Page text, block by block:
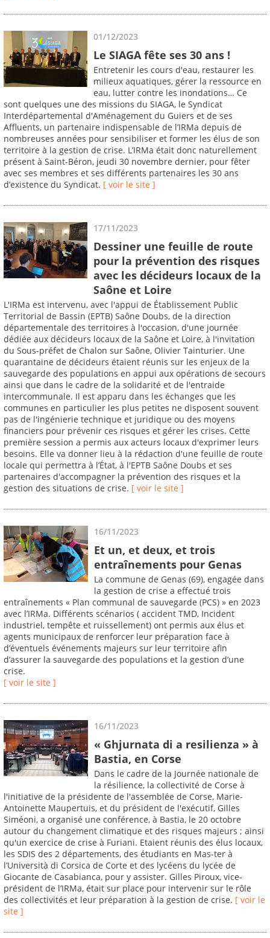
01/12/2023
Le SIAGA fête ses 30 ans !
Entretenir les cours d'eau, restaurer les
milieux aquatiques, gérer la ressource en
eau, lutter contre les inondations… Ce
sont quelques une des missions du SIAGA, le Syndicat
Interdépartemental d'Aménagement du Guiers et de ses
Affluents, un partenaire indispensable de l’IRMa depuis de
nombreuses années pour sensibiliser et former les élus de son
territoire à la gestion de crise. L’IRMa était donc naturellement
présent à Saint-Béron, jeudi 30 novembre dernier, pour fêter
avec ses membres et ses différents partenaires les 30 ans
d’existence du Syndicat. [ voir le site ]
17/11/2023
Dessiner une feuille de route
pour la prévention des risques
avec les décideurs locaux de la
Saône et Loire
L'IRMa est intervenu, avec l'appui de Établissement Public
Territorial de Bassin (EPTB) Saône Doubs, de la direction
départementale des territoires à l'occasion, d'une journée
dédiée aux décideurs locaux de la Saône et Loire, à l'invitation
du Sous-préfet de Chalon sur Saône, Olivier Tainturier. Une
quarantaine de décideurs étaient réunis sur les enjeux de la
sauvegarde des populations en appui aux opérations de secours
ainsi que dans le cadre de la solidarité et de l'entraide
intercommunale. Il est apparu dans les échanges que les
communes en particulier les plus petites ne disposent souvent
pas de l'ingénierie technique et juridique ou des moyens
financiers pour prévenir ces risques et gérer les crises. Cette
première session a permis aux acteurs locaux d'exprimer leurs
besoins. Elle va donner lieu à la rédaction d'une feuille de route
locale qui permettra à l’État, à l'EPTB Saône Doubs et ses
partenaires d'accompagner la prévention des risques et la
gestion des situations de crise. [ voir le site ]
16/11/2023
Et un, et deux, et trois
entraînements pour Genas
La commune de Genas (69), engagée dans
la gestion de crise a effectué trois
entraînements « Plan communal de sauvegarde (PCS) » en 2023
avec l’IRMa. Différents scénarios ( accident TMD, Incident
industriel, tempête et ruissellement) ont permis aux élus et
agents municipaux de renforcer leur préparation face à
d’éventuels événements majeurs sur leur territoire afin
d’assurer la sauvegarde des populations et la gestion d’une
crise.
[ voir le site ]
16/11/2023
« Ghjurnata di a resilienza » à
Bastia, en Corse
Dans le cadre de la Journée nationale de
la résilience, la collectivité de Corse à
l'initiative de la présidente de l'assemblée de Corse, Marie-
Antoinette Maupertuis, et du président de l'exécutif, Gilles
Siméoni, a organisé une conférence, à Bastia, le 20 octobre
autour du changement climatique et des risques majeurs ; ainsi
qu'un exercice de crise à Furiani. Etaient réunis des élus locaux,
les SDIS des 2 départements, des étudiants en Mas-ter à
l’Università di Corsica de Corte et des lycéens du lycée de
Giocante de Casabianca, pour y assister. Gilles Piroux, vice-
président de l’IRMa, était sur place pour intervenir sur le rôle
des collectivités et leur préparation à la gestion de crise. [ voir le
site ]